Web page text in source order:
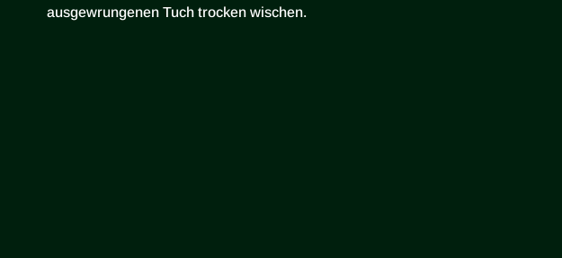
ausgewrungenen Tuch trocken wischen. ‍